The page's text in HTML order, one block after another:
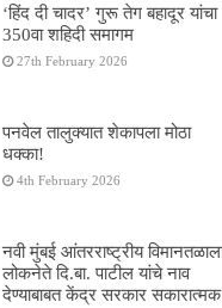
‘हिंद दी चादर’ गुरू तेग बहादूर यांचा
350वा शहिदी समागम
27th February 2026
पनवेल तालुक्यात शेकापला मोठा
धक्का!
4th February 2026
नवी मुंबई आंतरराष्ट्रीय
लोकनेते दि.बा. पाटील यांचे नाव
देण्याबाबत केंद्र सरकार सकारात्मक